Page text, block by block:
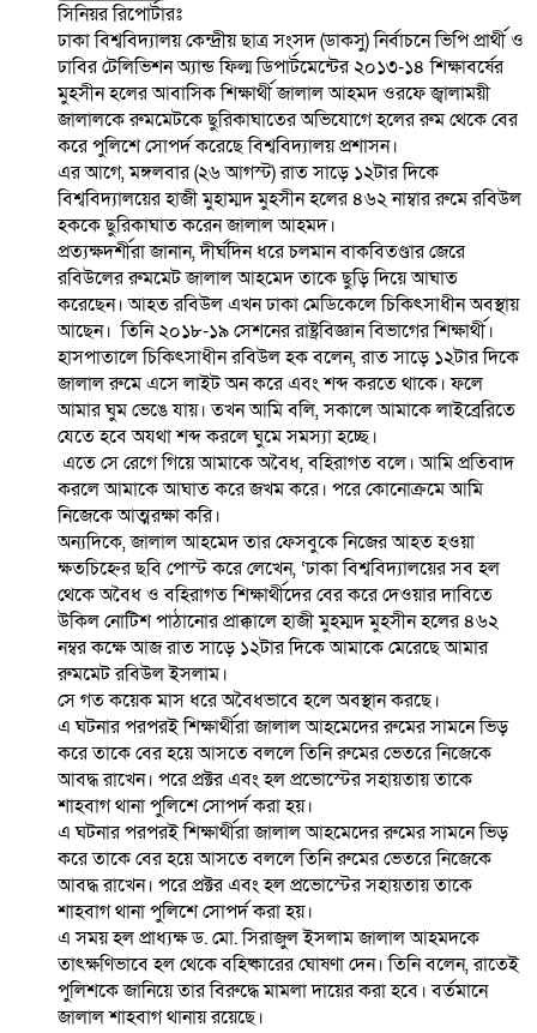
সিনিয়র রিপোর্টারঃ
ঢাকা বিশ্ববিদ্যালয় কেন্দ্রীয় ছাত্র সংসদ (ডাকসু) নির্বাচনে ভিপি প্রার্থী ও
ঢাবির টেলিভিশন অ্যান্ড ফিল্ম ডিপার্টমেন্টের ২০১৩-১৪ শিক্ষাবর্ষের
মুহসীন হলের আবাসিক শিক্ষার্থী জালাল আহমদ ওরফে জ্বালাময়ী
জালালকে রুমমেটকে ছুরিকাঘাতের অভিযোগে হলের রুম থেকে বের
করে পুলিশে সোপর্দ করেছে বিশ্ববিদ্যালয় প্রশাসন।
এর আগে, মঙ্গলবার (২৬ আগস্ট) রাত সাড়ে ১২টার দিকে
বিশ্ববিদ্যালয়ের হাজী মুহাম্মদ মুহসীন হলের ৪৬২ নাম্বার রুমে রবিউল
হককে ছুরিকাঘাত করেন জালাল আহমদ।
প্রত্যক্ষদর্শীরা জানান, দীর্ঘদিন ধরে চলমান বাকবিতণ্ডার জেরে
রবিউলের রুমমেট জালাল আহমেদ তাকে ছুড়ি দিয়ে আঘাত
করেছেন। আহত রবিউল এখন ঢাকা মেডিকেলে চিকিৎসাধীন অবস্থায়
আছেন। তিনি ২০১৮-১৯ সেশনের রাষ্ট্রবিজ্ঞান বিভাগের শিক্ষার্থী।
হাসপাতালে চিকিৎসাধীন রবিউল হক বলেন, রাত সাড়ে ১২টার দিকে
জালাল রুমে এসে লাইট অন করে এবং শব্দ করতে থাকে। ফলে
আমার ঘুম ভেঙে যায়। তখন আমি বলি, সকালে আমাকে লাইব্রেরিতে
যেতে হবে অযথা শব্দ করলে ঘুমে সমস্যা হচ্ছে।
এতে সে রেগে গিয়ে আমাকে অবৈধ, বহিরাগত বলে। আমি প্রতিবাদ
করলে আমাকে আঘাত করে জখম করে। পরে কোনোক্রমে আমি
নিজেকে আত্মরক্ষা করি।
অন্যদিকে, জালাল আহমেদ তার ফেসবুকে নিজের আহত হ‌ওয়া
ক্ষতচিহ্নের ছবি পোস্ট করে লেখেন, ‘ঢাকা বিশ্ববিদ্যালয়ের সব হল
থেকে অবৈধ ও বহিরাগত শিক্ষার্থীদের বের করে দেওয়ার দাবিতে
উকিল নোটিশ পাঠানোর প্রাক্কালে হাজী মুহম্মদ মুহসীন হলের ৪৬২
নম্বর কক্ষে আজ রাত সাড়ে ১২টার দিকে আমাকে মেরেছে আমার
রুমমেট রবিউল ইসলাম।
সে গত কয়েক মাস ধরে অবৈধভাবে হলে অবস্থান করছে।
এ ঘটনার পরপরই শিক্ষার্থীরা জালাল আহমেদের রুমের সামনে ভিড়
করে তাকে বের হয়ে আসতে বললে তিনি রুমের ভেতরে নিজেকে
আবদ্ধ রাখেন। পরে প্রক্টর এবং হল প্রভোস্টের সহায়তায় তাকে
শাহবাগ থানা পুলিশে সোপর্দ করা হয়।
এ ঘটনার পরপরই শিক্ষার্থীরা জালাল আহমেদের রুমের সামনে ভিড়
করে তাকে বের হয়ে আসতে বললে তিনি রুমের ভেতরে নিজেকে
আবদ্ধ রাখেন। পরে প্রক্টর এবং হল প্রভোস্টের সহায়তায় তাকে
শাহবাগ থানা পুলিশে সোপর্দ করা হয়।
এ সময় হল প্রাধ্যক্ষ ড. মো. সিরাজুল ইসলাম জালাল আহমদকে
তাৎক্ষণিভাবে হল থেকে বহিষ্কারের ঘোষণা দেন। তিনি বলেন, রাতেই
পুলিশকে জানিয়ে তার বিরুদ্ধে মামলা দায়ের করা হবে। বর্তমানে
জালাল শাহবাগ থানায় রয়েছে।